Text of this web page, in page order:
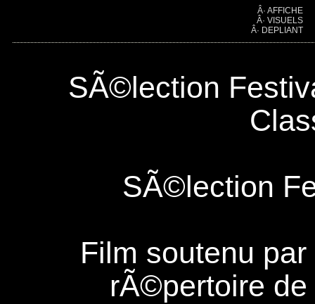
Â· AFFICHE
Â· VISUELS
Â· DEPLIANT
SÃ©lection
SÃ©lection
Film soutenu
rÃ©pertoire